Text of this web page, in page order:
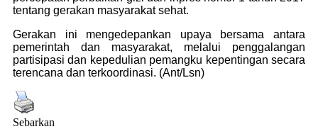
tentang gerakan masyarakat sehat.
Gerakan ini mengedepankan upaya bersama antara
pemerintah dan masyarakat, melalui penggalangan
partisipasi dan kepedulian pemangku kepentingan secara
terencana dan terkoordinasi. (Ant/Lsn)
Sebarkan